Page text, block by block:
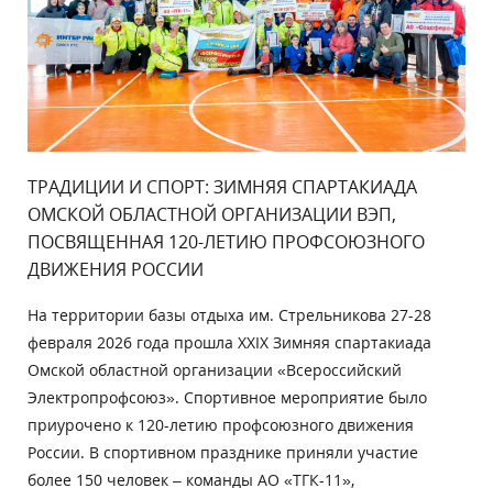
ТРАДИЦИИ И СПОРТ: ЗИМНЯЯ СПАРТАКИАДА
ОМСКОЙ ОБЛАСТНОЙ ОРГАНИЗАЦИИ ВЭП,
ПОСВЯЩЕННАЯ 120-ЛЕТИЮ ПРОФСОЮЗНОГО
ДВИЖЕНИЯ РОССИИ
На территории базы отдыха им. Стрельникова 27-28
февраля 2026 года прошла XXIX Зимняя спартакиада
Омской областной организации «Всероссийский
Электропрофсоюз». Спортивное мероприятие было
приурочено к 120-летию профсоюзного движения
России. В спортивном празднике приняли участие
более 150 человек – команды АО «ТГК-11»,